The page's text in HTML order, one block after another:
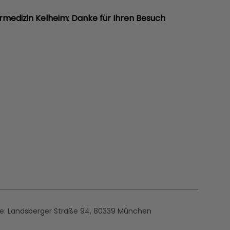
Kelheim: Danke für Ihren Besuch
Landsberger Straße 94, ​80339 München